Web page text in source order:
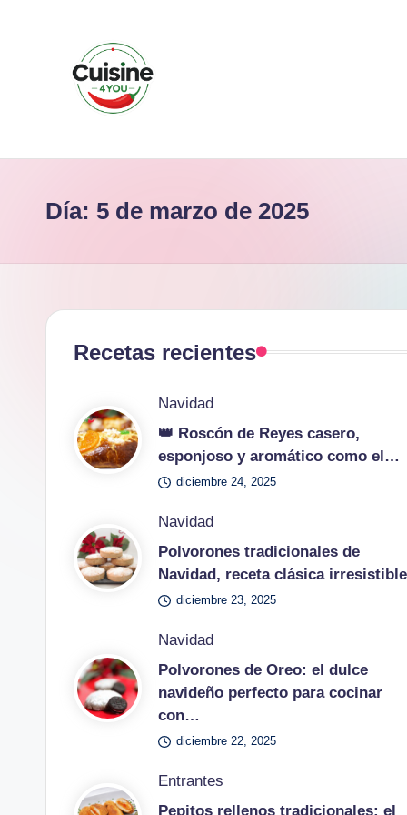
C
i
s
i
cocina
Día: 5 de marzo de 2025
Recetas recientes
Publicado
en
Navidad
👑 Roscón de Reyes casero,
esponjoso y aromático como el…
diciembre 24, 2025
Publicado
en
Navidad
Polvorones tradicionales de
Navidad, receta clásica irresistible
diciembre 23, 2025
Publicado
en
Navidad
Polvorones de Oreo: el dulce
navideño perfecto para cocinar
con…
diciembre 22, 2025
Publicado
en
Entrantes
Pepitos rellenos tradicionales: el